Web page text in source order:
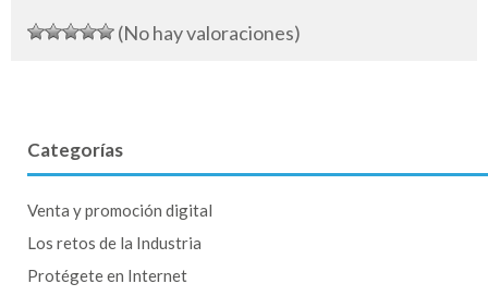
(No hay valoraciones)
Categorías
Venta y promoción digital
Los retos de la Industria
Protégete en Internet